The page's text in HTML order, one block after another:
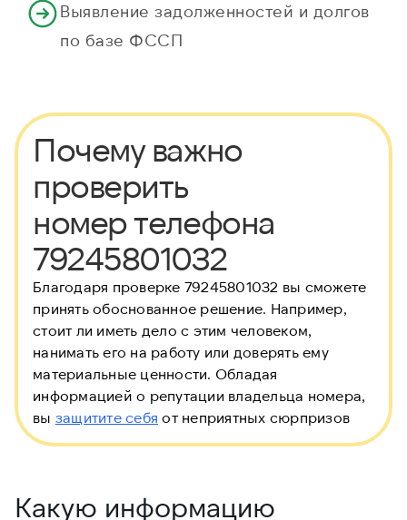
Выявление задолженностей и долгов
по базе ФССП
Почему важно
проверить
номер телефона
79245801032
Благодаря проверке 79245801032 вы сможете
принять обоснованное решение. Например,
стоит ли иметь дело с этим человеком,
нанимать его на работу или доверять ему
материальные ценности. Обладая
информацией о репутации владельца номера,
вы защитите себя от неприятных сюрпризов
Какую информацию